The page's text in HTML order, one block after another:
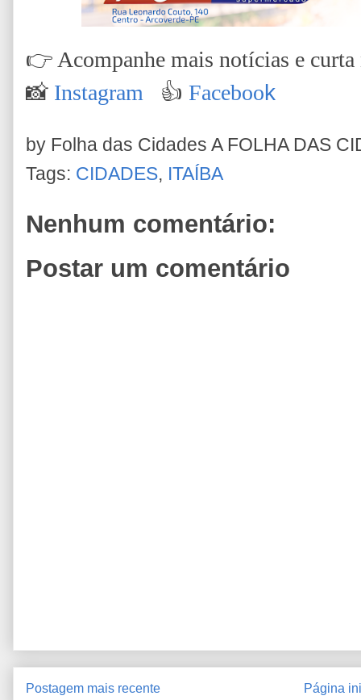
👉 Acompanhe mais notícias e curta
📸 Instagram 👍 Facebook
by Folha das Cidades A FOLHA DAS
Tags: CIDADES, ITAÍBA
Nenhum comentário:
Postar um comentário
Postagem mais recente Página